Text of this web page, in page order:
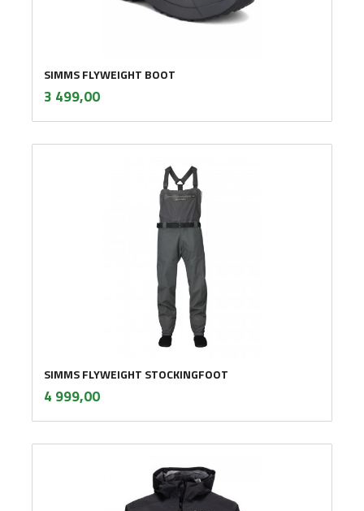
SIMMS FLYWEIGHT BOOT
Pris
3 499,00mva.
SIMMS FLYWEIGHT STOCKINGFOOT
Pris
4 999,00mva.